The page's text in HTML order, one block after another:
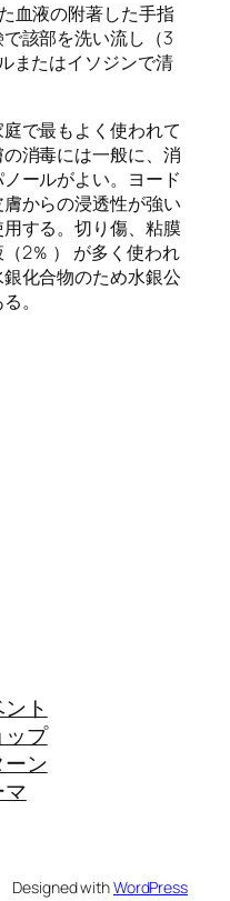
血液の附著した手指
該部を洗い流し（3
またはイソジンで清
で最もよく使われて
消毒には一般に、消
ールがよい。ヨード
からの浸透性が強い
する。切り傷、粘膜
2％ ） が多く使われ
化合物のため水銀公
。
ト
ップ
ン
マ
Designed withWordPress